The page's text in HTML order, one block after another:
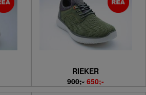
RIEKER
900;- 650;-